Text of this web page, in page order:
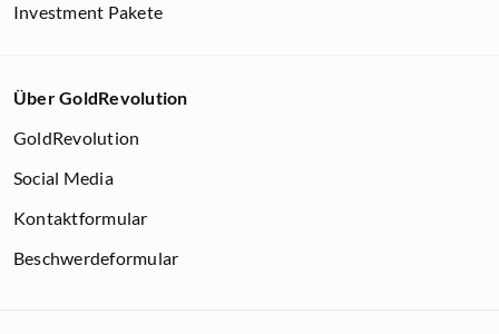
Investment Pakete
Über GoldRevolution
GoldRevolution
Social Media
Kontaktformular
Beschwerdeformular